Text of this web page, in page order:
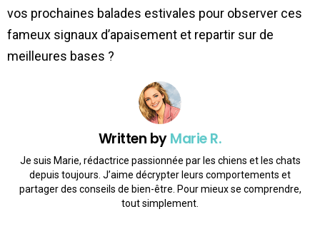
vos prochaines balades estivales pour observer ces
fameux signaux d’apaisement et repartir sur de
meilleures bases ?
Written byMarie R.
Je suis Marie, rédactrice passionnée par les chiens et les chats
depuis toujours. J’aime décrypter leurs comportements et
partager des conseils de bien-être. Pour mieux se comprendre,
tout simplement.